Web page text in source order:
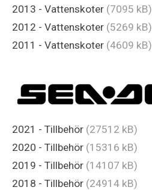
2013 - Vattenskoter (7095 kB)
2012 - Vattenskoter (5269 kB)
2011 - Vattenskoter (4609 kB)
2021 - Tillbehör (27512 kB)
2020 - Tillbehör (15316 kB)
2019 - Tillbehör (14107 kB)
2018 - Tillbehör (24914 kB)